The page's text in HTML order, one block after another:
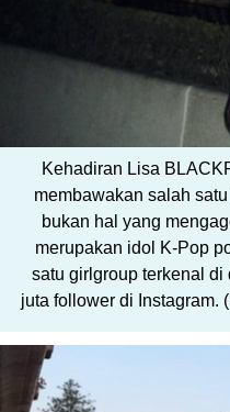
Kehadiran Lisa
membawakan salah
bukan hal yang
merupakan idol K-Pop
satu girlgroup terkenal
juta follower di Instagram.